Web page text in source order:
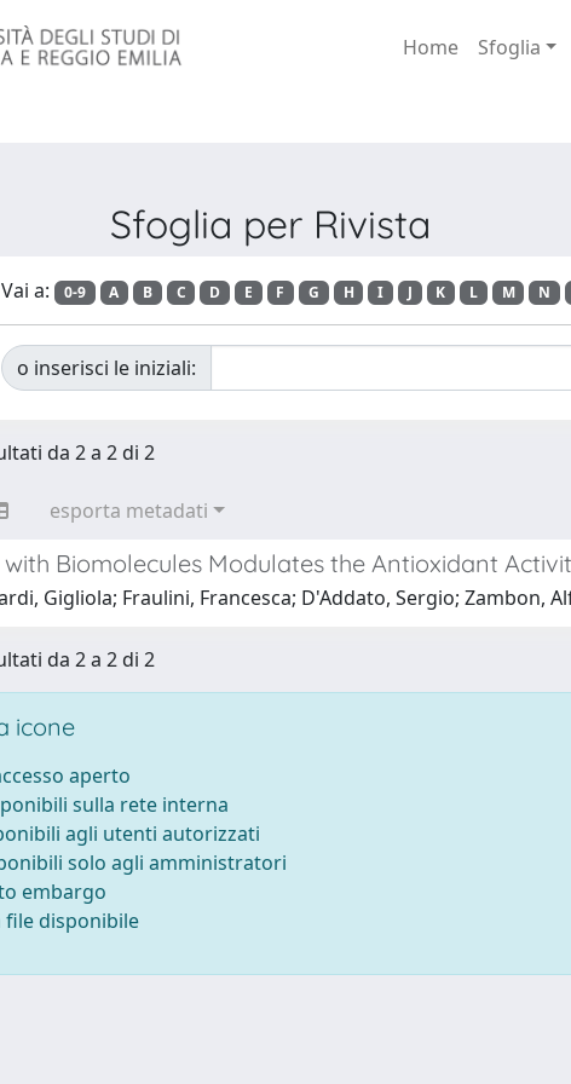
Home Sfoglia
Sfoglia per Rivista
Vai a: 0-9 A B C D E F G H I J K L M N
o inserisci le iniziali:
da 2 a 2 di 2
esporta metadati
Biomolecules Modulates the Antioxidant
Gigliola; Fraulini, Francesca; D'Addato, Sergio; Zambon,
da 2 a 2 di 2
icone
aperto
sulla rete interna
agli utenti autorizzati
solo agli amministratori
embargo
file disponibile